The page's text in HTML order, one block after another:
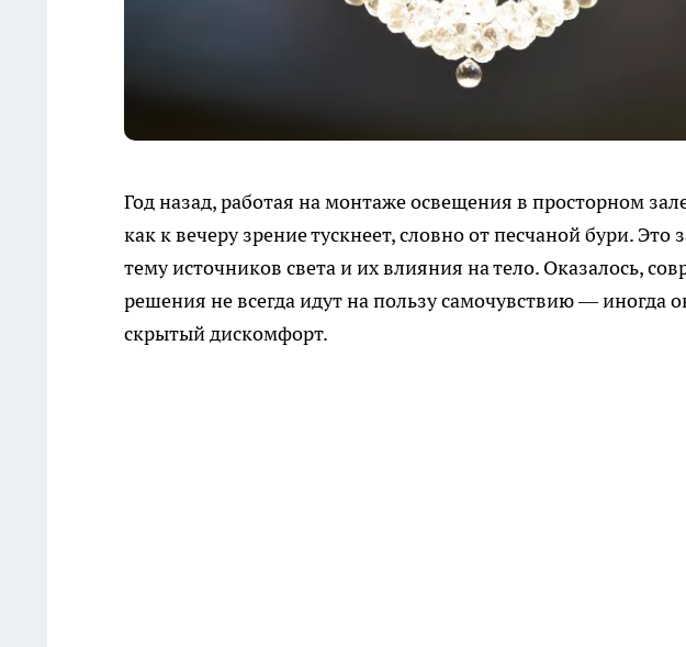
Год назад, работая на монтаже освещения в просторном
как к вечеру зрение тускнеет, словно от песчаной бури. Это
тему источников света и их влияния на тело. Оказалось,
решения не всегда идут на пользу самочувствию — иногда
скрытый дискомфорт.